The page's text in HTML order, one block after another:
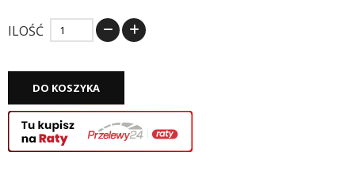
ILOŚĆ
DO KOSZYKA